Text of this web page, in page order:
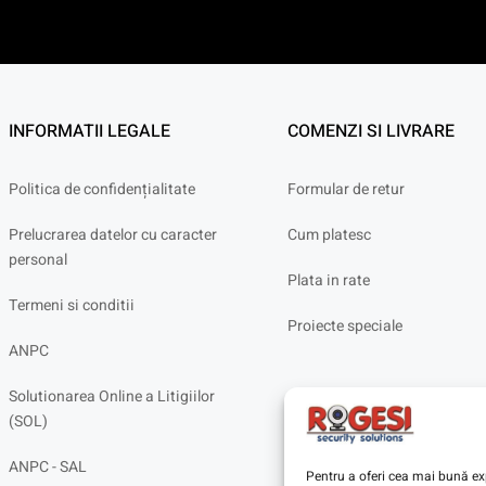
Pentru a oferi cea mai bună
INFORMATII LEGALE
Politica de confidențialitate
Prelucrarea datelor cu caracter
personal
Termeni si conditii
ANPC
Solutionarea Online a Litigiilor
(SOL)
ANPC - SAL
COMENZI SI LIVRARE
Formular de retur
Cum platesc
Plata in rate
Proiecte speciale